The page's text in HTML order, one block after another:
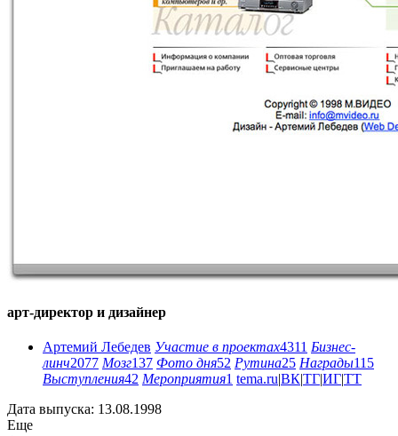
арт-директор и дизайнер
Артемий Лебедев Участие в проектах4311 Бизнес-
линч2077 Мозг137 Фото дня52 Рутина25 Награды115
Выступления42 Мероприятия1 tema.ru|ВК|ТГ|ИГ|ТТ
Дата выпуска: 13.08.1998
Еще